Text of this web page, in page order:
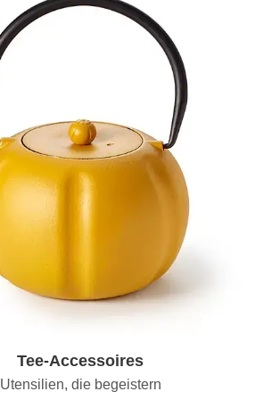
Tee-Accessoires
Utensilien, die begeistern